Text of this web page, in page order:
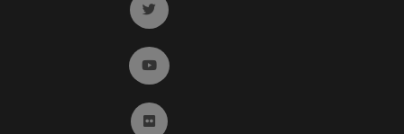
Ir a twitter (abre en ventana nueva)
Ir a YouTube (abre en ventana nueva)
Ir a Flickr (abre en ventana nueva)